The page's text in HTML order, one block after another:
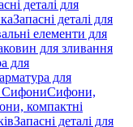
деталі для
Запасні деталі для
елементи для
для зливання
для
для
СифониСифони,
компактні
Запасні деталі для